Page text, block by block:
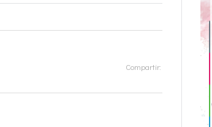
Compartir: